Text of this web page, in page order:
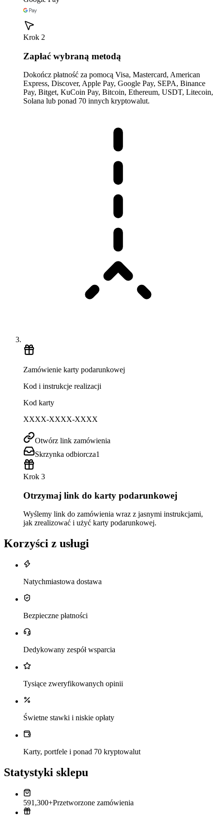
Krok 2
Zapłać wybraną metodą
Dokończ płatność za pomocą Visa, Mastercard, American
Express, Discover, Apple Pay, Google Pay, SEPA, Binance
Pay, Bitget, KuCoin Pay, Bitcoin, Ethereum, USDT, Litecoin,
Solana lub ponad 70 innych kryptowalut.
Zamówienie karty podarunkowej
Kod i instrukcje realizacji
Kod karty
XXXX-XXXX-XXXX
Otwórz link zamówienia
Skrzynka odbiorcza1
Krok 3
Otrzymaj link do karty podarunkowej
Wyślemy link do zamówienia wraz z jasnymi instrukcjami,
jak zrealizować i użyć karty podarunkowej.
Korzyści z usługi
Natychmiastowa dostawa
Bezpieczne płatności
Dedykowany zespół wsparcia
Tysiące zweryfikowanych opinii
Świetne stawki i niskie opłaty
Karty, portfele i ponad 70 kryptowalut
Statystyki sklepu
591,300+Przetworzone zamówienia